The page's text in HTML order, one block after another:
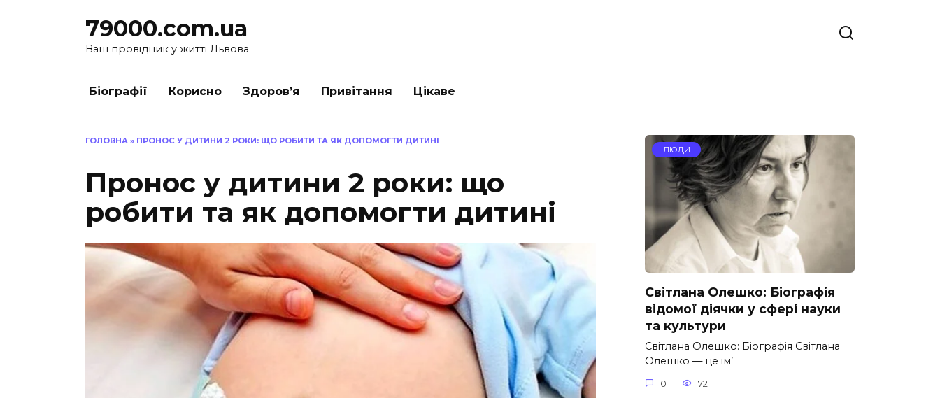
79000.com.ua
Ваш провідник у житті Львова
Біографії Корисно Здоров’я Привітання Цікаве
ГОЛОВНА » ПРОНОС У ДИТИНИ 2 РОКИ: ЩО РОБИТИ ТА ЯК ДОПОМОГТИ ДИТИНІ
Пронос у дитини 2 роки: що
робити та як допомогти дитині
ЛЮДИ
Світлана Олешко: Біографія
відомої діячки у сфері науки
та культури
Світлана Олешко: Біографія Світлана
Олешко — це ім’
0 72